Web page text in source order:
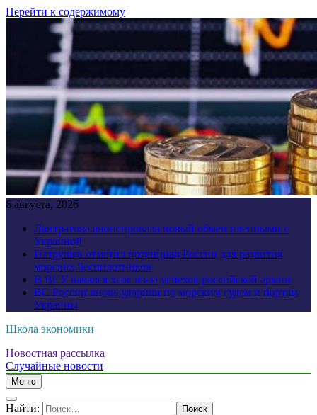
Перейти к содержимому
6 августа, 2026
Лантратова анонсировала новый обмен пленными с
Украиной
Патрушев отметил потенциал России для развития
морских беспилотников
В ВСУ начался хаос из-за успехов российской армии
ВС России вновь ударили по морским судам и портам
Украины
Школа экономики
Новостная рассылка
Случайные новости
Меню
Найти: